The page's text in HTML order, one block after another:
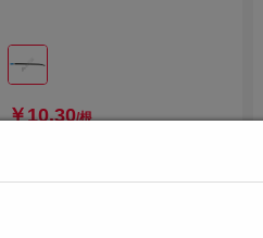
￥10.30/根